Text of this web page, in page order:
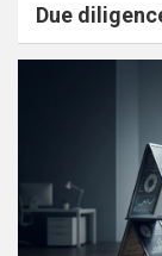
Due